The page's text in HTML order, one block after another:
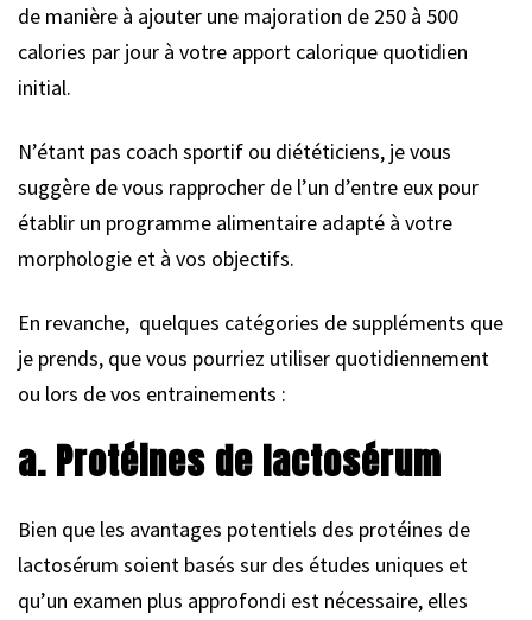
de manière à ajouter une majoration de 250 à 500
calories par jour à votre apport calorique quotidien
initial.
N’étant pas coach sportif ou diététiciens, je vous
suggère de vous rapprocher de l’un d’entre eux pour
établir un programme alimentaire adapté à votre
morphologie et à vos objectifs.
En revanche, quelques catégories de suppléments que
je prends, que vous pourriez utiliser quotidiennement
ou lors de vos entrainements :
a. Protéines de lactosérum
Bien que les avantages potentiels des protéines de
lactosérum soient basés sur des études uniques et
qu’un examen plus approfondi est nécessaire, elles